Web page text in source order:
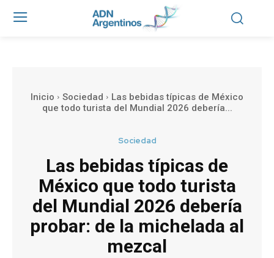
Inicio Sociedad
Las bebidas típicas de México
que todo turista del Mundial 2026 debería...
Sociedad
Las bebidas típicas de
México que todo turista
del Mundial 2026 debería
probar: de la michelada al
mezcal